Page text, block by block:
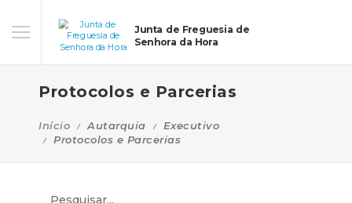
Junta de Freguesia de
Senhora da Hora
Protocolos e Parcerias
Início Autarquia
Executivo
Protocolos e Parcerias